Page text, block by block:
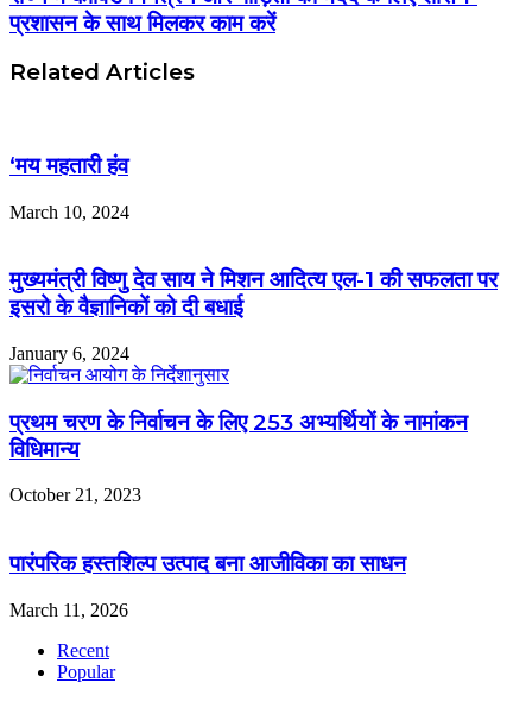
प्रशासन के साथ मिलकर काम करें
Related Articles
‘मय महतारी हंव
March 10, 2024
मुख्यमंत्री विष्णु देव साय ने मिशन आदित्य एल-1 की सफलता पर
इसरो के वैज्ञानिकों को दी बधाई
January 6, 2024
प्रथम चरण के निर्वाचन के लिए 253 अभ्यर्थियों के नामांकन
विधिमान्य
October 21, 2023
पारंपरिक हस्तशिल्प उत्पाद बना आजीविका का साधन
March 11, 2026
Recent
Popular